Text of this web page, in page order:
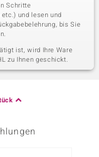
Schritte
und lesen und
bis Sie
ist, wird Ihre Ware
zu Ihnen geschickt.